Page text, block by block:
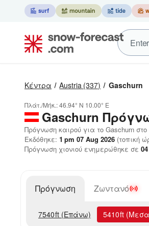
Κέντρα Austria (337) Gaschurn
Πλάτ./Μήκ.:46.94° N 10.00° E
Gaschurn
Πρόγνωση καιρού για το Gaschurn στο
Εκδόθηκε: 1 pm 07 Aug 2026 (τοπική
Πρόγνωση χιονιού ενημερώθηκε σε 04
Πρόγνωση Ζωντανό
7540ft (Επάνω) 5410ft